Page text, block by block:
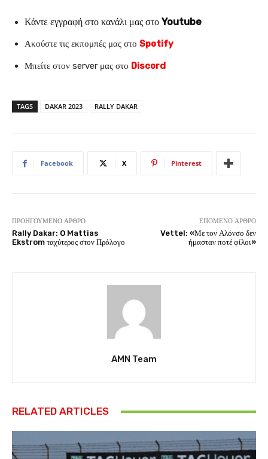
Κάντε εγγραφή στο κανάλι μας στο Youtube
Ακούστε τις εκπομπές μας στο Spotify
Μπείτε στον server μας στο Discord
TAGS DAKAR 2023 RALLY DAKAR
Facebook X Pinterest
ΠΡΟΗΓΟΎΜΕΝΟ ΆΡΘΡΟ
Rally Dakar: O Mattias
Ekstrom ταχύτερος στον Πρόλογο
ΕΠΌΜΕΝΟ ΆΡΘΡΟ
Vettel: «Με τον Αλόνσο δεν
ήμασταν ποτέ φίλοι»
AMN Team
RELATED ARTICLES